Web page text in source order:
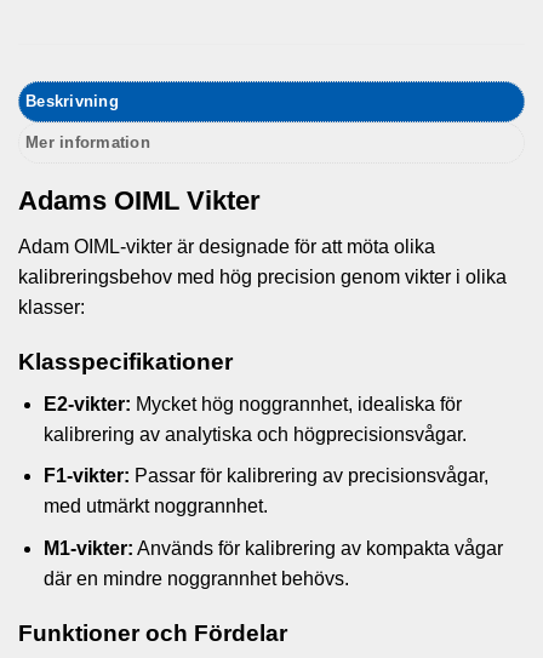
Beskrivning
Mer information
Adams OIML Vikter
Adam OIML-vikter är designade för att möta olika
kalibreringsbehov med hög precision genom vikter i olika
klasser:
Klasspecifikationer
E2-vikter: Mycket hög noggrannhet, idealiska för
kalibrering av analytiska och högprecisionsvågar.
F1-vikter: Passar för kalibrering av precisionsvågar,
med utmärkt noggrannhet.
M1-vikter: Används för kalibrering av kompakta vågar
där en mindre noggrannhet behövs.
Funktioner och Fördelar